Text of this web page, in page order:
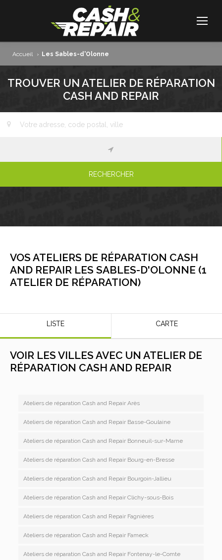
Accueil › Les Sables-d'Olonne
TROUVER UN ATELIER DE RÉPARATION
CASH AND REPAIR
RECHERCHER
VOS ATELIERS DE RÉPARATION CASH
AND REPAIR LES SABLES-D'OLONNE (1
ATELIER DE RÉPARATION)
LISTE CARTE
VOIR LES VILLES AVEC UN ATELIER DE
RÉPARATION CASH AND REPAIR
Ateliers de réparation Cash and Repair Arès
Ateliers de réparation Cash and Repair Basse-Goulaine
Ateliers de réparation Cash and Repair Bonneuil-sur-Marne
Ateliers de réparation Cash and Repair Bourg-en-Bresse
Ateliers de réparation Cash and Repair Bourgoin-Jallieu
Ateliers de réparation Cash and Repair Clichy-sous-Bois
Ateliers de réparation Cash and Repair Fagnières
Ateliers de réparation Cash and Repair Fameck
Ateliers de réparation Cash and Repair Fontenay-le-Comte